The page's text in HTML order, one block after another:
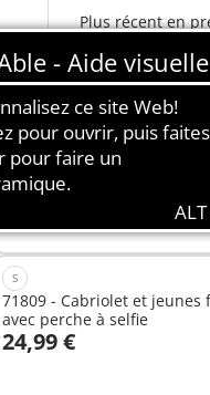
Plus récent en
M
71903 - Poste de secours &
voiturette de plage
59,99 €
Au panier
S
71809 - Cabriolet et jeunes
avec perche à selfie
24,99 €